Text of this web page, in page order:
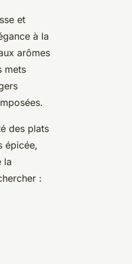
et
à la
arômes
mets
des plats
épicée,
la
: